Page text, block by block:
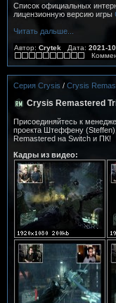
Список официальных
лицензионную версию игры
Читать дальше...
Автор: Crytek Дата: 2021-
Серия Crysis / Crysis
Crysis Remastered
Присоединяйтесь к
проекта Штеффену
Remastered на Switch и ПК!
Кадры из видео: